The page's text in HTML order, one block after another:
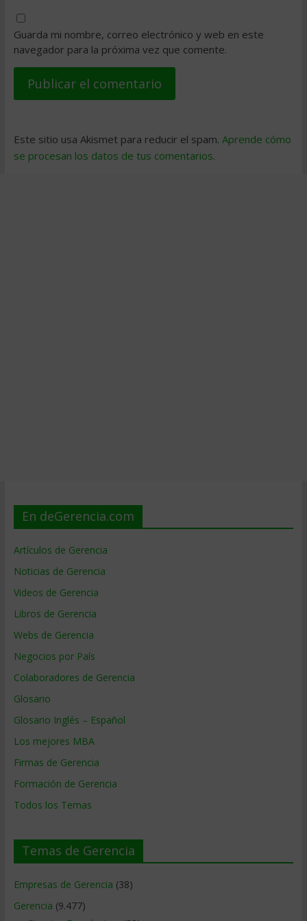
Guarda mi nombre, correo electrónico y web en este
navegador para la próxima vez que comente.
Este sitio usa Akismet para reducir el spam. Aprende cómo
se procesan los datos de tus comentarios.
En deGerencia.com
Artículos de Gerencia
Noticias de Gerencia
Videos de Gerencia
Libros de Gerencia
Webs de Gerencia
Negocios por País
Colaboradores de Gerencia
Glosario
Glosario Inglés – Español
Los mejores MBA
Firmas de Gerencia
Formación de Gerencia
Todos los Temas
Temas de Gerencia
Empresas de Gerencia (38)
Gerencia (9.477)